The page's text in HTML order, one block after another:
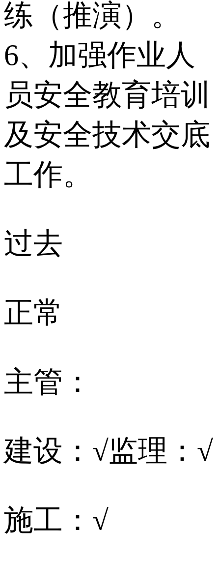
练（推演）。
6、加强作业人
员安全教育培训
及安全技术交底
工作。
过去
正常
主管：
建设：√监理：√
施工：√